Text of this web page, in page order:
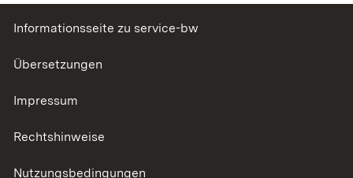
Informationsseite zu service-bw
Übersetzungen
Impressum
Rechtshinweise
Nutzungsbedingungen